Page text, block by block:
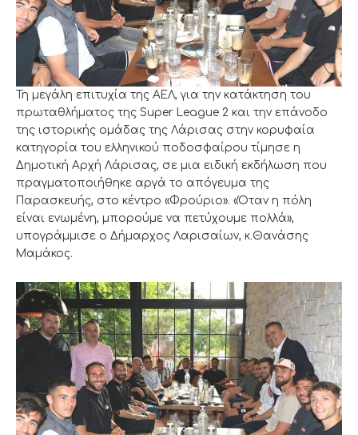
Τη μεγάλη επιτυχία της ΑΕΛ, για την κατάκτηση του
πρωταθλήματος της Super League 2 και την επάνοδο
της ιστορικής ομάδας της Λάρισας στην κορυφαία
κατηγορία του ελληνικού ποδοσφαίρου τίμησε η
Δημοτική Αρχή Λάρισας, σε μια ειδική εκδήλωση που
πραγματοποιήθηκε αργά το απόγευμα της
Παρασκευής, στο κέντρο «Φρούριο». «Όταν η πόλη
είναι ενωμένη, μπορούμε να πετύχουμε πολλά»,
υπογράμμισε ο Δήμαρχος Λαρισαίων, κ.Θανάσης
Μαμάκος.